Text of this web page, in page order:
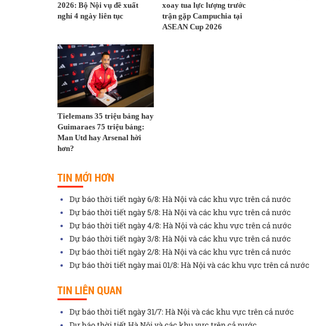
2026: Bộ Nội vụ đề xuất
nghỉ 4 ngày liên tục
xoay tua lực lượng trước
trận gặp Campuchia tại
ASEAN Cup 2026
Tielemans 35 triệu bảng hay
Guimaraes 75 triệu bảng:
Man Utd hay Arsenal hời
hơn?
TIN MỚI HƠN
Dự báo thời tiết ngày 6/8: Hà Nội và các khu vực trên cả nước
Dự báo thời tiết ngày 5/8: Hà Nội và các khu vực trên cả nước
Dự báo thời tiết ngày 4/8: Hà Nội và các khu vực trên cả nước
Dự báo thời tiết ngày 3/8: Hà Nội và các khu vực trên cả nước
Dự báo thời tiết ngày 2/8: Hà Nội và các khu vực trên cả nước
Dự báo thời tiết ngày mai 01/8: Hà Nội và các khu vực trên cả nước
TIN LIÊN QUAN
Dự báo thời tiết ngày 31/7: Hà Nội và các khu vực trên cả nước